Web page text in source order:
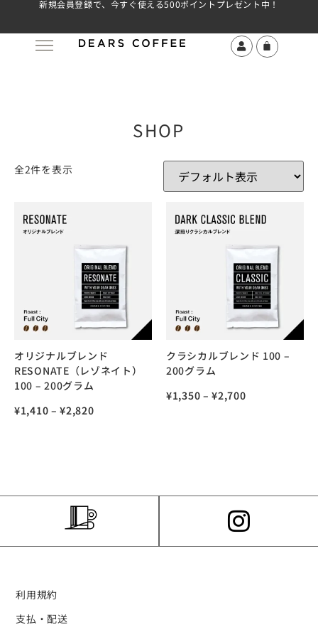
新規会員登録で、今すぐ使える500ポイントプレゼント中！
SHOP
全2件を表示
オリジナルブレンド
RESONATE（レゾネイト）
100 – 200グラム
¥1,410 –¥2,820
クラシカルブレンド 100 –
200グラム
¥1,350 –¥2,700
利用規約
支払・配送